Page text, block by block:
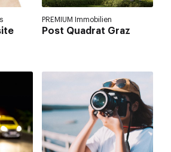
PREMIUM Immobilien
Post Quadrat Graz